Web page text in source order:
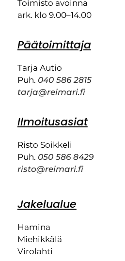
Toimisto avoinna
ark. klo 9.00–14.00
Päätoimittaja
Tarja Autio
Puh. 040 586 2815
tarja@reimari.fi
Ilmoitusasiat
Risto Soikkeli
Puh. 050 586 8429
risto@reimari.fi
Jakelualue
Hamina
Miehikkälä
Virolahti